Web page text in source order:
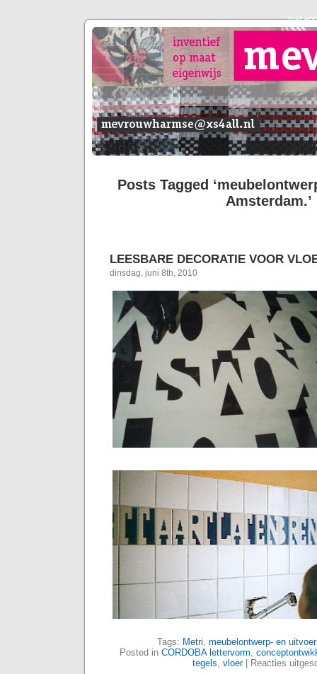
Just
Posts Tagged
Amsterdam.’
LEESBARE DECORATIE VOOR
dinsdag, juni 8th, 2010
Tags: Metri, meubelontwerp- en
Posted in CORDOBA lettervorm,
tegels, vloer| Reacties